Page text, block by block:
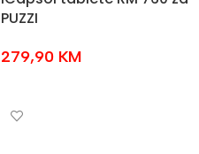
PUZZI
279,90 KM